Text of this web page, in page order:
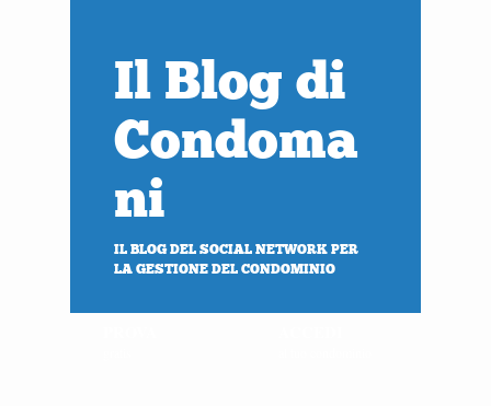
Il Blog di
Condoma
ni
IL BLOG DEL SOCIAL NETWORK PER
LA GESTIONE DEL CONDOMINIO